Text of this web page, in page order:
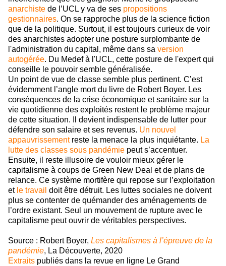
anarchiste de l’UCL y va de ses propositions
gestionnaires. On se rapproche plus de la science fiction
que de la politique. Surtout, il est toujours curieux de voir
des anarchistes adopter une posture surplombante de
l'administration du capital, même dans sa version
autogérée. Du Medef à l'UCL, cette posture de l'expert qui
conseille le pouvoir semble généralisée.
Un point de vue de classe semble plus pertinent. C’est
évidemment l’angle mort du livre de Robert Boyer. Les
conséquences de la crise économique et sanitaire sur la
vie quotidienne des exploités restent le problème majeur
de cette situation. Il devient indispensable de lutter pour
défendre son salaire et ses revenus. Un nouvel
appauvrissementreste la menace la plus inquiétante. La
lutte des classes sous pandémie peut s’accentuer.
Ensuite, il reste illusoire de vouloir mieux gérer le
capitalisme à coups de Green New Deal et de plans de
relance. Ce système mortifère qui repose sur l’exploitation
et le travail doit être détruit. Les luttes sociales ne doivent
plus se contenter de quémander des aménagements de
l’ordre existant. Seul un mouvement de rupture avec le
capitalisme peut ouvrir de véritables perspectives.
Source : Robert Boyer, Les capitalismes à l’épreuve de la
pandémie, La Découverte, 2020
Extraits publiés dans la revue en ligne Le Grand